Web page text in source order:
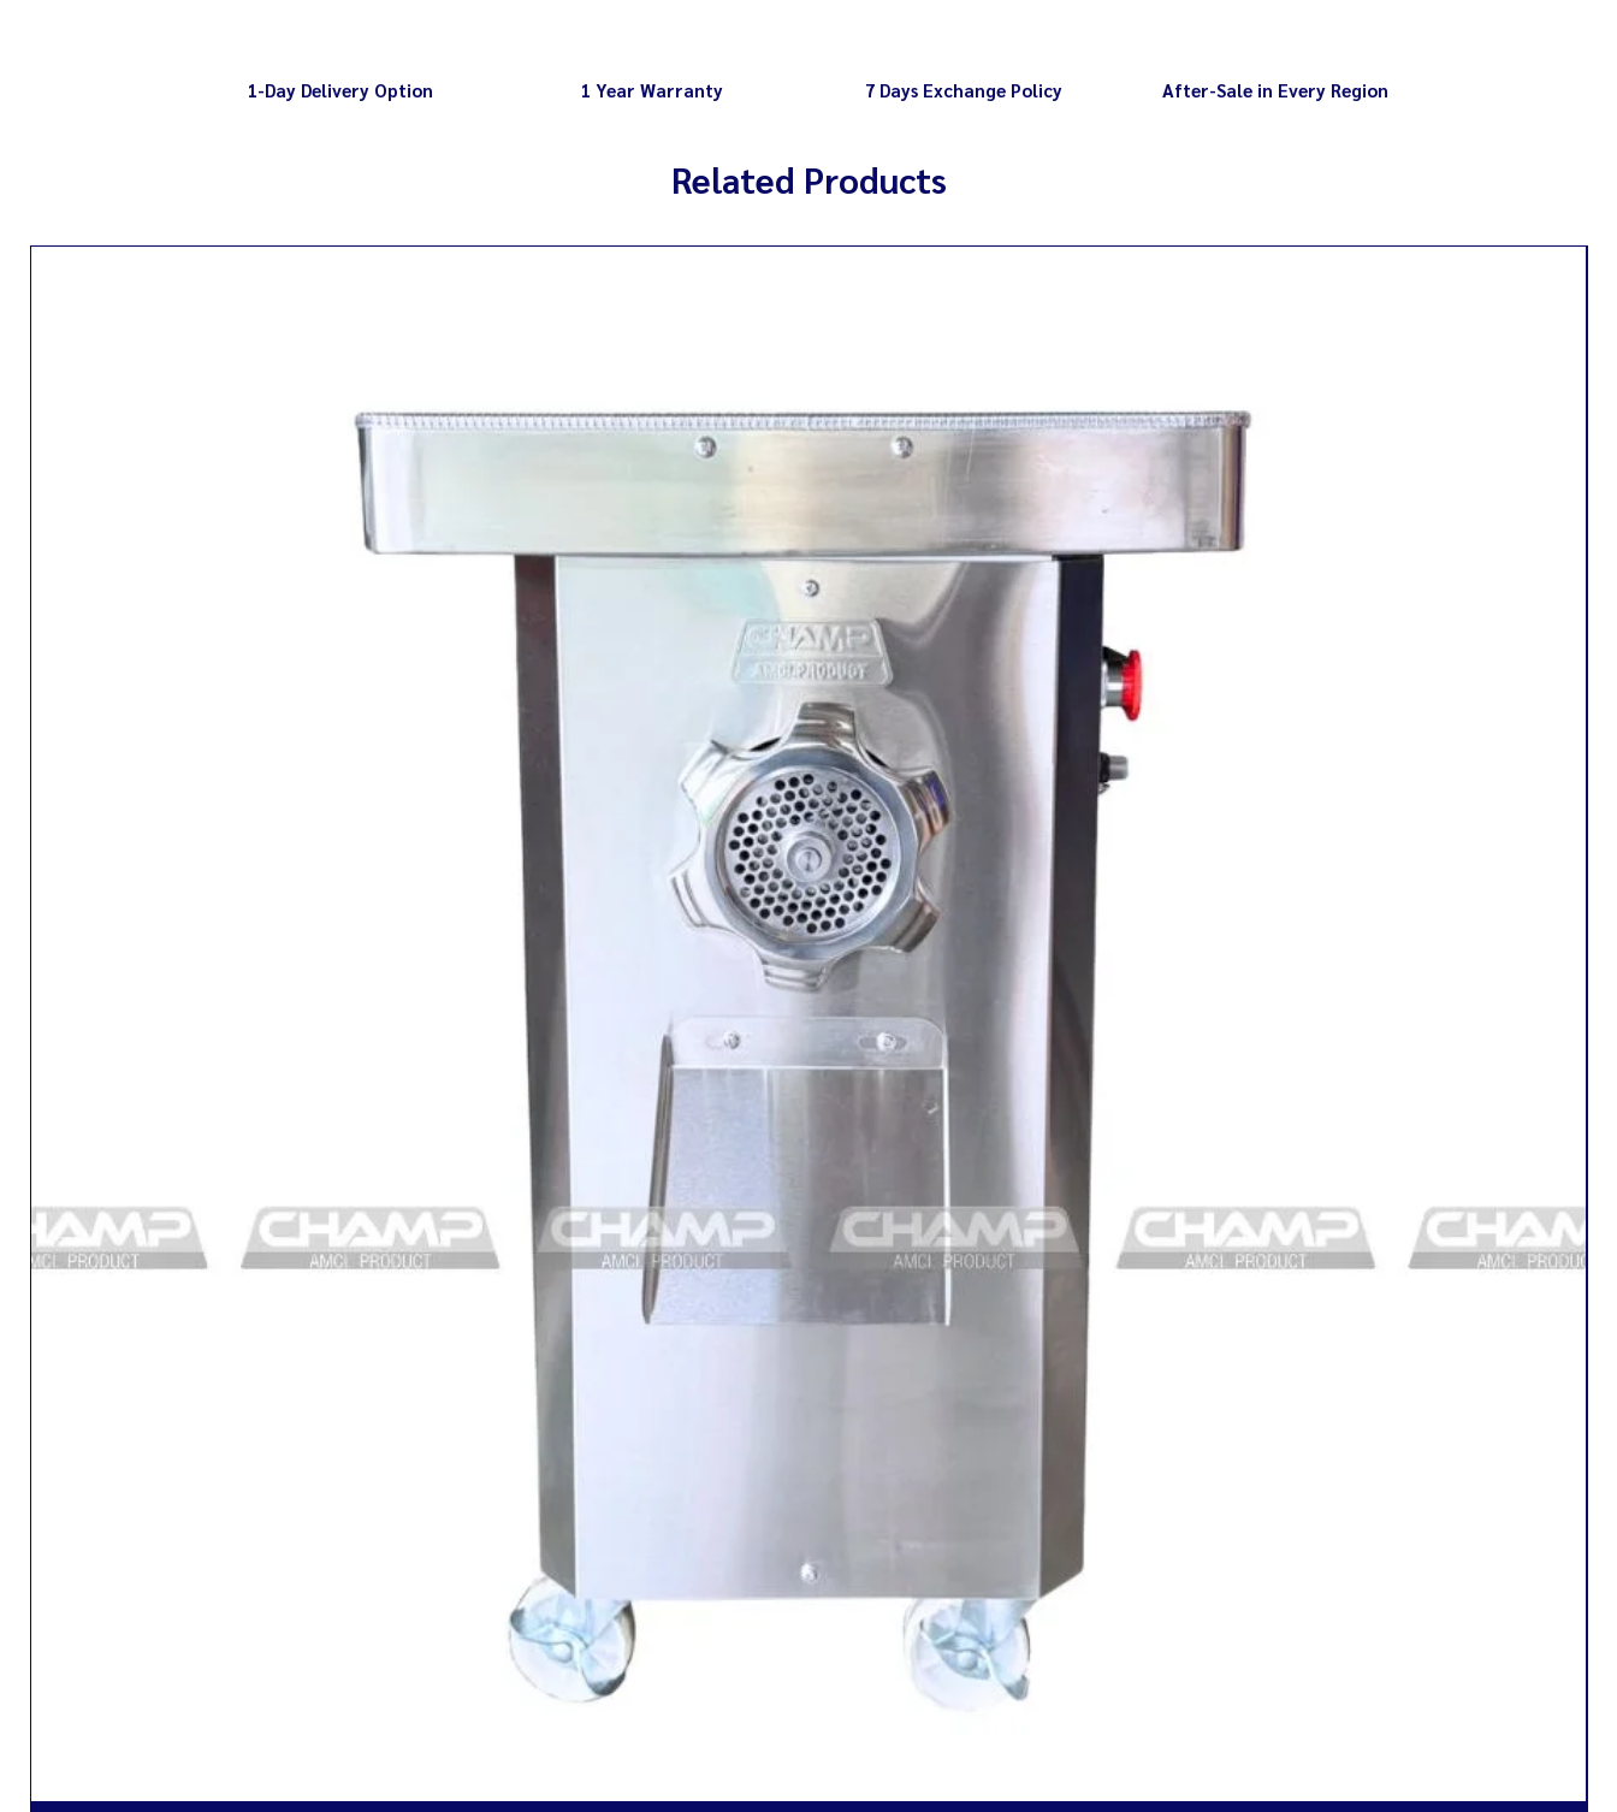
1-Day Delivery Option 1 Year Warranty 7 Days Exchange Policy After-Sale in Every Region
Related Products